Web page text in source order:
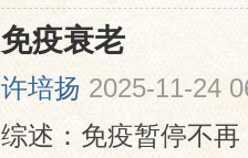
免疫衰老
许培扬 2025-11-24
综述：免疫暂停不